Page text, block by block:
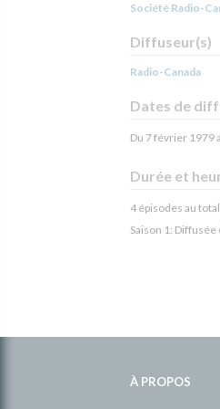
Société Radio-
Diffuseur(s)
Radio-Canada
Dates de
Du 7 février 1979
Durée et
4 épisodes au total
Saison 1:
À PROPOS